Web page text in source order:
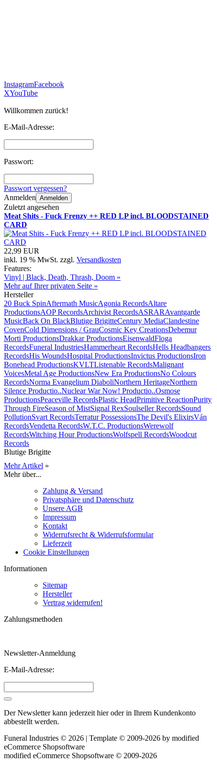
InstagramFacebook
XYouTube
Willkommen zurück!
E-Mail-Adresse:
Passwort:
Passwort vergessen?
Anmelden Anmelden
Zuletzt angesehen
Meat Shits - Fuck Frenzy ++ RED LP incl. BLOODSTAINED
CARD
22,99 EUR
inkl. 19 % MwSt. zzgl. Versandkosten
Features:
Vinyl | Black, Death, Thrash, Doom »
Mehr auf Ihrer privaten Seite »
Hersteller
20 Buck SpinAftermath MusicAgonia RecordsAltare
ProductionsAOP RecordsArchivist RecordsASRARAvantgarde
MusicBack On BlackBlutige BrigitteCentury MediaClandestine
CovenCold Dimensions / GrauCosmic Key CreationsDebemur
Morti ProductionsDrakkar ProductionsEisenwaldFloga
RecordsFuneral IndustriesHammerheart RecordsHells Headbangers
RecordsHis WoundsHospital ProductionsInvictus ProductionsIron
Bonehead ProductionsKVLTListenable RecordsMalignant
VoicesMetal Age ProductionsNew Era ProductionsNo Colours
RecordsNorma Evangelium DiaboliNorthern HeritageNorthern
Silence Productio..Nuclear War Now! Productio..Osmose
ProductionsPeaceville RecordsPlastic HeadPrimitive ReactionPurity
Through FireSeason of MistSignal RexSoulseller RecordsSound
PollutionSvart RecordsTerratur PossessionsThe Devil's ElixirsVán
RecordsVendetta RecordsW.T.C. ProductionsWerewolf
RecordsWitching Hour ProductionsWolfspell RecordsWoodcut
Records
Blutige Brigitte
Mehr Artikel »
Mehr über...
Zahlung & Versand
Privatsphäre und Datenschutz
Unsere AGB
Impressum
Kontakt
Widerrufsrecht & Widerrufsformular
Lieferzeit
Cookie Einstellungen
Informationen
Sitemap
Hersteller
Vertrag widerrufen!
Zahlungsmethoden
Newsletter-Anmeldung
E-Mail-Adresse:
Der Newsletter kann jederzeit hier oder in Ihrem Kundenkonto
abbestellt werden.
Funeral Industries © 2026 | Template © 2009-2026 by modified
eCommerce Shopsoftware
modified eCommerce Shopsoftware © 2009-2026